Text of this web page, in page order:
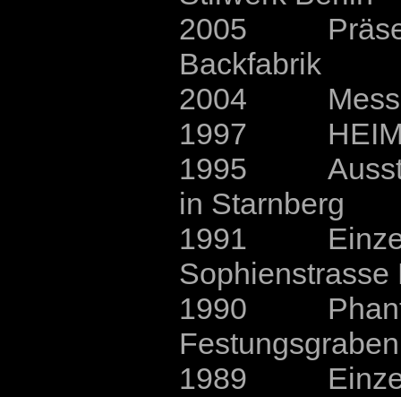
2005
Backfabrik
2004 Messe
1997
1995
in Starnberg
1991
Sophienstrasse
1990
1989